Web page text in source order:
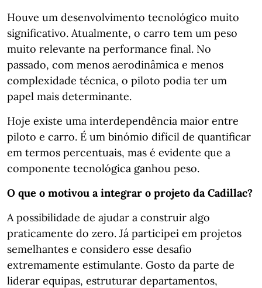
Houve um desenvolvimento tecnológico muito
significativo. Atualmente, o carro tem um peso
muito relevante na performance final. No
passado, com menos aerodinâmica e menos
complexidade técnica, o piloto podia ter um
papel mais determinante.
Hoje existe uma interdependência maior entre
piloto e carro. É um binómio difícil de quantificar
em termos percentuais, mas é evidente que a
componente tecnológica ganhou peso.
O que o motivou a integrar o projeto da Cadillac?
A possibilidade de ajudar a construir algo
praticamente do zero. Já participei em projetos
semelhantes e considero esse desafio
extremamente estimulante. Gosto da parte de
liderar equipas, estruturar departamentos,